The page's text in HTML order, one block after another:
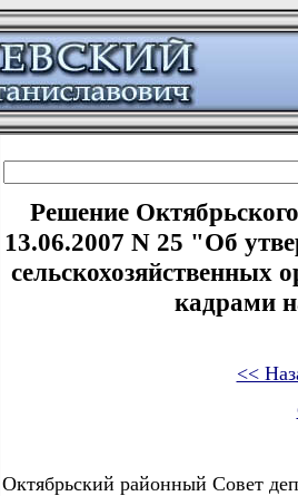
Решение
13.06.2007 N 25 "Об
сельскохозяйственных
кадрами
<<
Октябрьский районный Совет